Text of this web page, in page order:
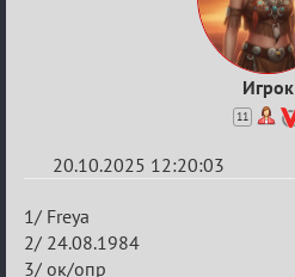
Игрок
11
20.10.2025 12:20:03
Re:
Заявки
1/ Freya
2/ 24.08.1984
3/ ок/опр